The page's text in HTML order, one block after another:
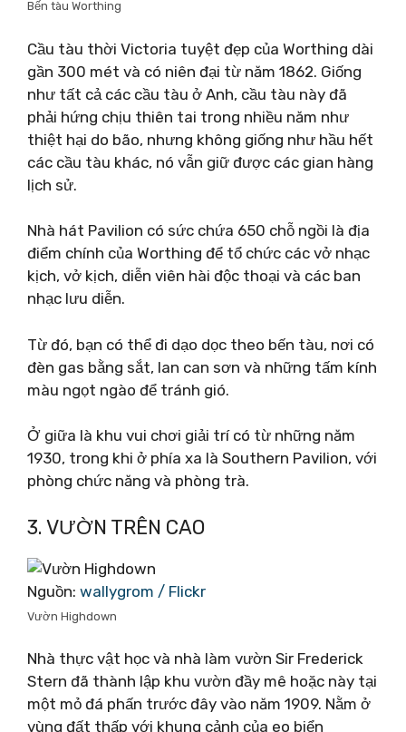
Bến tàu Worthing
Cầu tàu thời Victoria tuyệt đẹp của Worthing dài
gần 300 mét và có niên đại từ năm 1862. Giống
như tất cả các cầu tàu ở Anh, cầu tàu này đã
phải hứng chịu thiên tai trong nhiều năm như
thiệt hại do bão, nhưng không giống như hầu hết
các cầu tàu khác, nó vẫn giữ được các gian hàng
lịch sử.
Nhà hát Pavilion có sức chứa 650 chỗ ngồi là địa
điểm chính của Worthing để tổ chức các vở nhạc
kịch, vở kịch, diễn viên hài độc thoại và các ban
nhạc lưu diễn.
Từ đó, bạn có thể đi dạo dọc theo bến tàu, nơi có
đèn gas bằng sắt, lan can sơn và những tấm kính
màu ngọt ngào để tránh gió.
Ở giữa là khu vui chơi giải trí có từ những năm
1930, trong khi ở phía xa là Southern Pavilion, với
phòng chức năng và phòng trà.
3. VƯỜN TRÊN CAO
Nguồn: wallygrom / Flickr
Vườn Highdown
Nhà thực vật học và nhà làm vườn Sir Frederick
Stern đã thành lập khu vườn đầy mê hoặc này tại
một mỏ đá phấn trước đây vào năm 1909. Nằm ở
vùng đất thấp với khung cảnh của eo biển